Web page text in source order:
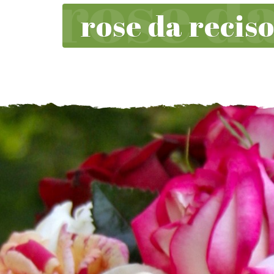
rose da reciso